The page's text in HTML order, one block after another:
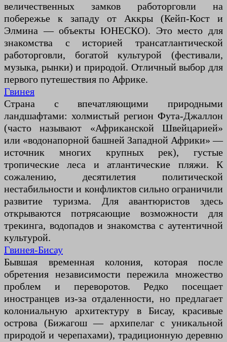
величественных замков работорговли на
побережье к западу от Аккры (Кейп-Кост и
Элмина — объекты ЮНЕСКО). Это место для
знакомства с историей трансатлантической
работорговли, богатой культурой (фестивали,
музыка, рынки) и природой. Отличный выбор для
первого путешествия по Африке.
Гвинея
Страна с впечатляющими природными
ландшафтами: холмистый регион Фута-Джаллон
(часто называют «Африканской Швейцарией»
или «водонапорной башней Западной Африки» —
источник многих крупных рек), густые
тропические леса и атлантические пляжи. К
сожалению, десятилетия политической
нестабильности и конфликтов сильно ограничили
развитие туризма. Для авантюристов здесь
открываются потрясающие возможности для
трекинга, водопадов и знакомства с аутентичной
культурой.
Гвинея-Бисау
Бывшая временная колония, которая после
обретения независимости пережила множество
проблем и переворотов. Редко посещает
иностранцев из-за отдаленности, но предлагает
колониальную архитектуру в Бисау, красивые
острова (Бижагош — архипелаг с уникальной
природой и черепахами), традиционную деревню